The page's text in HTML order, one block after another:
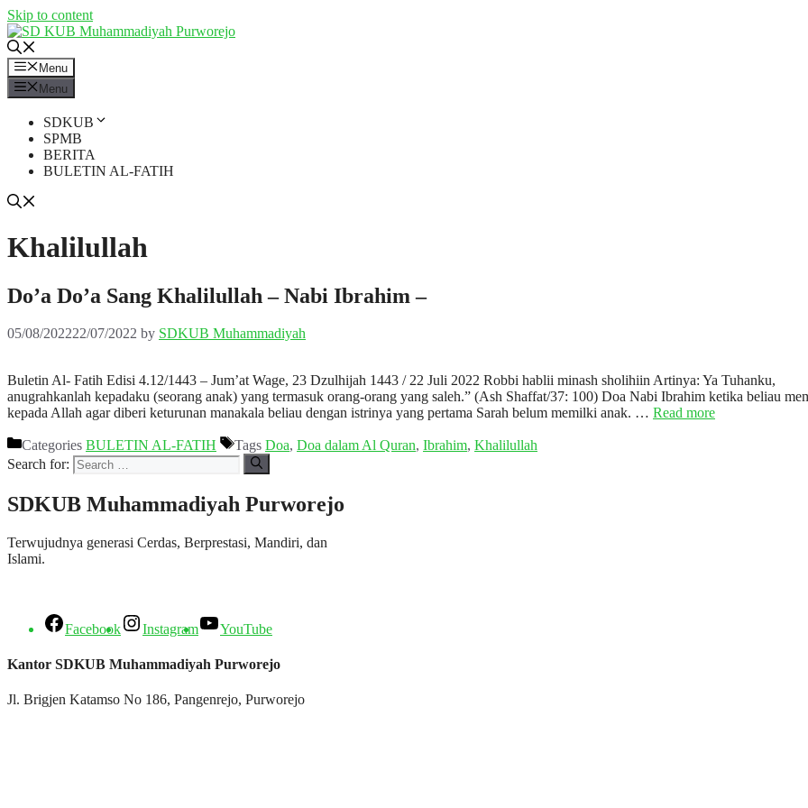
Skip to content
Menu
Menu
SDKUB
SPMB
BERITA
BULETIN AL-FATIH
Khalilullah
Do’a Do’a Sang Khalilullah – Nabi Ibrahim –
05/08/202222/07/2022 by SDKUB Muhammadiyah
Buletin Al- Fatih Edisi 4.12/1443 – Jum’at Wage, 23 Dzulhijah 1443 / 22 Juli 2022 Robbi hablii minash sholihiin Artinya: Ya Tuhanku,
anugrahkanlah kepadaku (seorang anak) yang termasuk orang-orang yang saleh.” (Ash Shaffat/37: 100) Doa Nabi Ibrahim ketika beliau
kepada Allah agar diberi keturunan manakala beliau dengan istrinya yang pertama Sarah belum memilki anak. … Read more
Categories BULETIN AL-FATIH Tags Doa, Doa dalam Al Quran, Ibrahim, Khalilullah
Search for:
SDKUB Muhammadiyah Purworejo
Terwujudnya generasi Cerdas, Berprestasi, Mandiri, dan
Islami.
Facebook Instagram YouTube
Kantor SDKUB Muhammadiyah Purworejo
Jl. Brigjen Katamso No 186, Pangenrejo, Purworejo